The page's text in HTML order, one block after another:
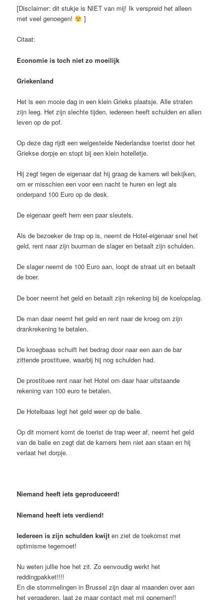
[Disclaimer: dit stukje is NIET van mij! Ik verspreid het alleen
met veel genoegen!
]
Citaat:
Economie is toch niet zo moeilijk
Griekenland
Het is een mooie dag in een klein Grieks plaatsje. Alle straten
zijn leeg. Het zijn slechte tijden, iedereen heeft schulden en allen
leven op de pof.
Op deze dag rijdt een welgestelde Nederlandse toerist door het
Griekse dorpje en stopt bij een klein hotelletje.
Hij zegt tegen de eigenaar dat hij graag de kamers wil bekijken,
om er misschien een voor een nacht te huren en legt als
onderpand 100 Euro op de desk.
De eigenaar geeft hem een paar sleutels.
Als de bezoeker de trap op is, neemt de Hotel-eigenaar snel het
geld, rent naar zijn buurman de slager en betaalt zijn schulden.
De slager neemt de 100 Euro aan, loopt de straat uit en betaalt
de boer.
De boer neemt het geld en betaalt zijn rekening bij de koelopslag.
De man daar neemt het geld en rent naar de kroeg om zijn
drankrekening te betalen.
De kroegbaas schuift het bedrag door naar een aan de bar
zittende prostituee, waarbij hij nog schulden had.
De prostituee rent naar het Hotel om daar haar uitstaande
rekening van 100 euro te betalen.
De Hotelbaas legt het geld weer op de balie.
Op dit moment komt de toerist de trap weer af, neemt het geld
van de balie en zegt dat de kamers hem niet aan staan en hij
verlaat het dorpje.
Niemand heeft iets geproduceerd!
Niemand heeft iets verdiend!
Iedereen is zijn schulden kwijten ziet de toekomst met
optimisme tegemoet!
Nu weten jullie hoe het zit. Zo eenvoudig werkt het
reddingpakket!!!!
En die stommelingen in Brussel zijn daar al maanden over aan
het vergaderen, laat ze maar contact met mij opnemen!!